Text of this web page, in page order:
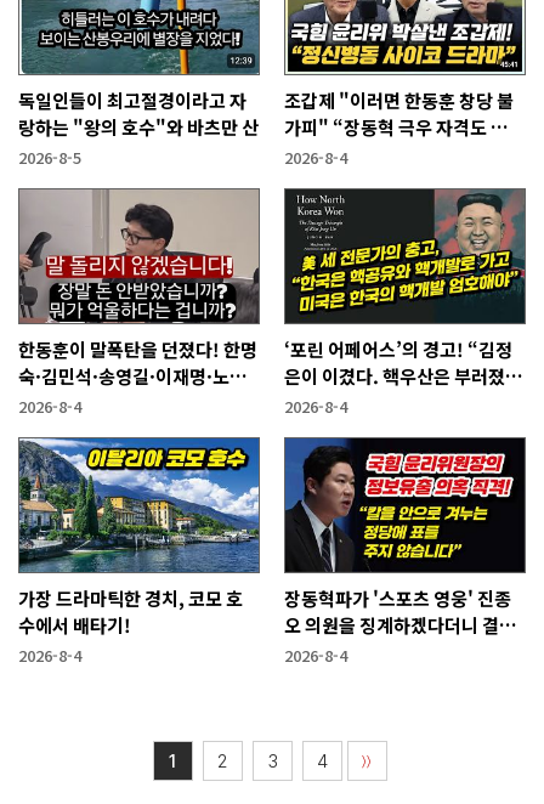
독일인들이 최고절경이라고 자
랑하는 "왕의 호수"와 바츠만 산
2026-8-5
조갑제 "이러면 한동훈 창당 불
가피" “장동혁 극우 자격도 없
어...2억 쓰고 성과 없어”
2026-8-4
한동훈이 말폭탄을 던졌다! 한명
숙·김민석·송영길·이재명·노
무현에게
2026-8-4
‘포린 어페어스’의 경고! “김정
은이 이겼다. 핵우산은 부러졌
다”
2026-8-4
가장 드라마틱한 경치, 코모 호
수에서 배타기!
2026-8-4
장동혁파가 '스포츠 영웅' 진종
오 의원을 징계하겠다더니 결국
···
2026-8-4
1 2 3 4 〉〉